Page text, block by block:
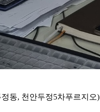
동, 천안두정5차푸르지오)